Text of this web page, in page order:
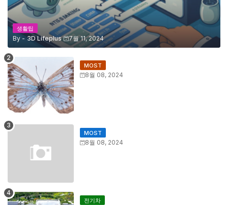
생활팁
By - 3D Lifeplus 7월 11, 2024
MOST
8월 08, 2024
MOST
8월 08, 2024
전기차